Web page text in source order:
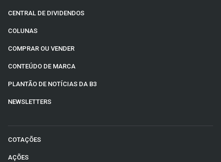
CENTRAL DE DIVIDENDOS
COLUNAS
COMPRAR OU VENDER
CONTEÚDO DE MARCA
PLANTÃO DE NOTÍCIAS DA B3
NEWSLETTERS
COTAÇÕES
AÇÕES